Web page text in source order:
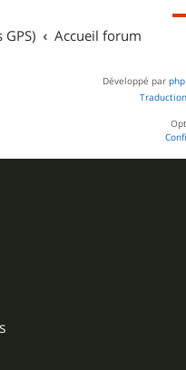
GPS) Accueil forum
Développé par